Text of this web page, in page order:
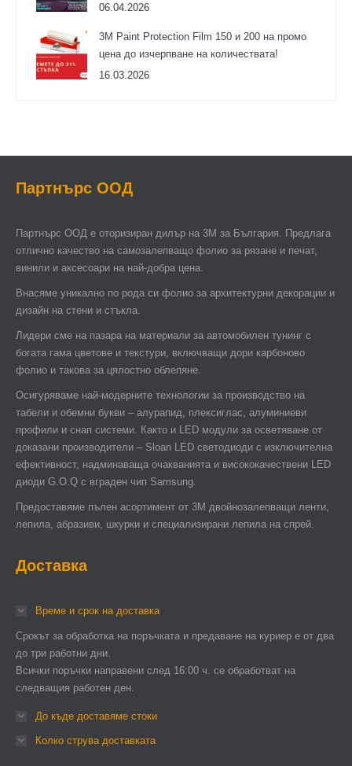
06.04.2026
3М Paint Protection Film 150 и 200 на промо
цена до изчерпване на количествата!
16.03.2026
Партнърс ООД
Партнърс ООД e оторизиран дилър на 3М за България. Предлага
отлично качество на самозалепващо фолио за рязане и печат,
винили и аксесоари на най-добра цена.
Внасяме уникално по рода си фолио за архитектурни декорации и
дизайн на стени и стъкла.
Лидери сме на пазара на материали за автомобилен тунинг с
богата гама цветове и текстури, включващи дори карбоново
фолио и такова за цялостно облепяне.
Осигуряваме най-модерните технологии за производство на
табели и обемни букви – алурапид, плексиглас, алуминиеви
профили и снап системи. Както и LED модули за осветяване от
доказани производители – Sloan LED светодиоди с изключителна
ефективност, надминаваща очакванията и висококачествени LED
диоди G.O.Q с вграден чип Samsung.
Предоставяме пълен асортимент от 3М двойнозалепващи ленти,
лепила, абразиви, шкурки и специализирани лепила на спрей.
Доставка
Време и срок на доставка
Срокът за обработка на поръчката и предаване на куриер е от два
до три работни дни.
Всички поръчки направени след 16:00 ч. се обработват на
следващия работен ден.
До къде доставяме стоки
Колко струва доставката